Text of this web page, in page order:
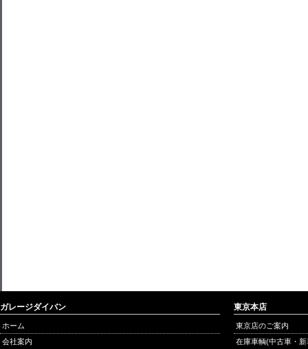
ガレージダイバン
ホーム
会社案内
東京本店
東京店のご案内
在庫車輌(中古車・